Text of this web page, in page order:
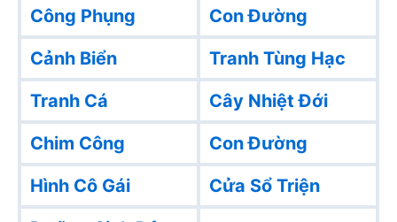
Công Phụng
Con Đường
Cảnh Biển
Tranh Tùng Hạc
Tranh Cá
Cây Nhiệt Đới
Chim Công
Con Đường
Hình Cô Gái
Cửa Sổ Triện